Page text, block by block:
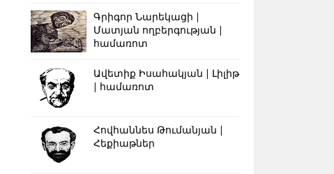
Գրիգոր Նարեկացի |
Մատյան ողբերգության |
համառոտ
Ավետիք Իսահակյան | Լիլիթ
| համառոտ
Հովհաննես Թումանյան |
Հեքիաթներ